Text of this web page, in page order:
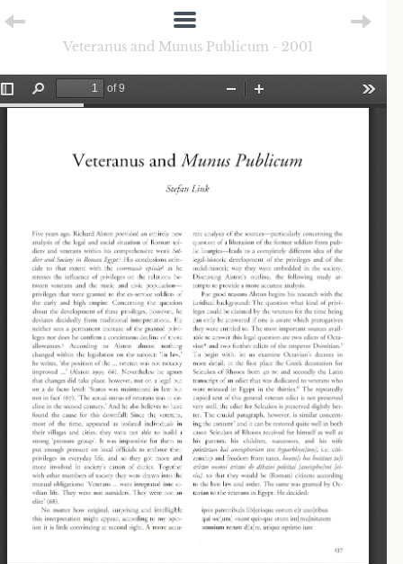
Veteranus and Munus Publicum - 2001